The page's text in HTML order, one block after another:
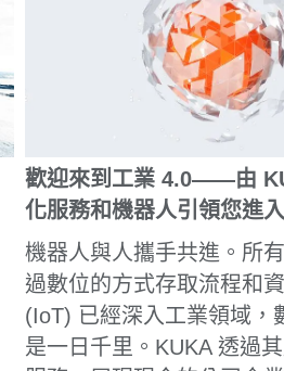
歡迎來到工業 4.0——由
化服務和機器人引領您進入
機器人與人攜手共進。所
過數位的方式存取流程和
(IoT) 已經深入工業領域，
是一日千里。KUKA 透過